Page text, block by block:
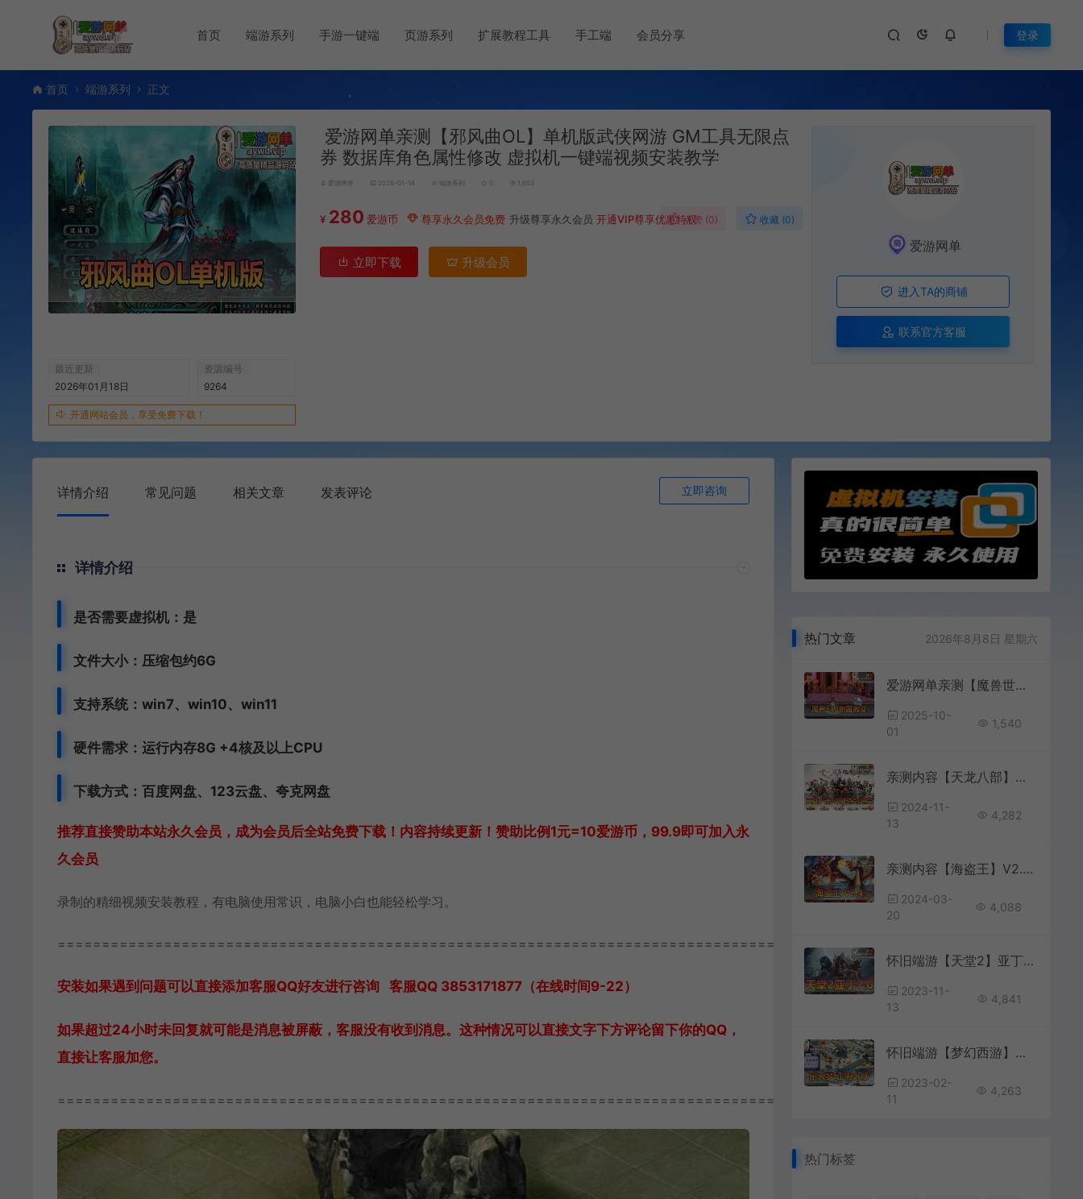
首页 端游系列 手游一键端 页游系列 扩展教程工具 手工端 会员分享 登录
首页 端游系列 正文
最近更新
2026年01月18日
资源编号
9264
开通网站会员，享受免费下载！
爱游网单亲测【邪风曲OL】单机版武侠网游 GM工具无限点
券 数据库角色属性修改 虚拟机一键端视频安装教学
爱游网单 2026-01-18 端游系列 0 1,653
¥ 280 爱游币 尊享永久会员免费 升级尊享永久会员 开通VIP尊享优惠特权
点赞 (0) 收藏 (0)
立即下载 升级会员
爱游网单
进入TA的商铺
联系官方客服
详情介绍 常见问题 相关文章 发表评论 立即咨询
详情介绍
是否需要虚拟机：是
文件大小：压缩包约6G
支持系统：win7、win10、win11
硬件需求：运行内存8G +4核及以上CPU
下载方式： 百度网盘、 123云盘、夸克网盘
推荐直接赞助本站永久会员，成为会员后全站免费下载！内容持续更新！赞助比例1元=10爱游币，99.9即可加入永
久会员
录制的精细视频安装教程，有电脑使用常识，电脑小白也能轻松学习。
===========================================================================================
安装如果遇到问题可以直接添加客服QQ好友进行咨询 客服QQ 3853171877（在线时间9-22）
如果超过24小时未回复就可能是消息被屏蔽，客服没有收到消息。这种情况可以直接文字下方评论留下你的QQ，
直接让客服加您。
===========================================================================================
热门文章 2026年8月8日 星期六
爱游网单亲测【魔兽世界】548安心魔兽WOW90特色变身传奇宝石随机附魔微变端配套GM后台视频安装教学+手工端文本教学
2025-10-
01
1,540
亲测内容【天龙八部】斗破苍穹超变单机版12门派特色系统视频教程GM后台无限元宝
2024-11-
13
4,282
亲测内容【海盗王】V2.4最新整理虚拟机一键单机版任务剧情配套工具及GM脚本命令视频教程
2024-03-
20
4,088
怀旧端游【天堂2】亚丁7.0版本丰富多职业内置GM虚拟机一键端视频安装教学
2023-11-
13
4,841
怀旧端游【梦幻西游】乐天梦幻假人版免虚拟机一键启动后台CDK充值角色数据修改添加仙玉
2023-02-
11
4,263
热门标签